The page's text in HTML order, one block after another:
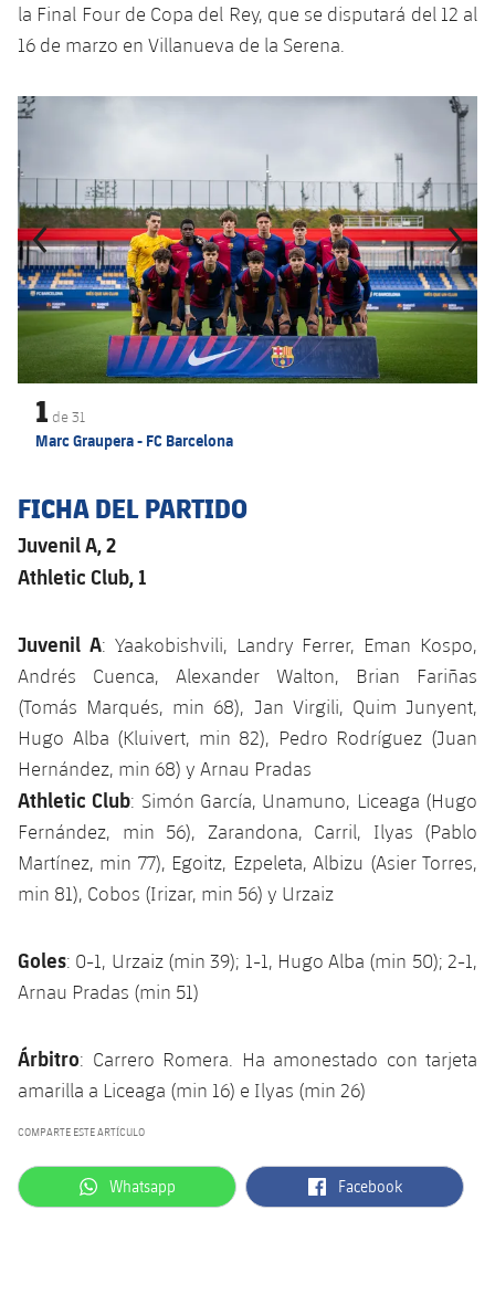
la Final Four de Copa del Rey, que se disputará del 12 al
16 de marzo en Villanueva de la Serena.
Anterior
label.aria.chevronleft Siguiente
1 de31
Marc Graupera - FC Barcelona
FICHA DEL PARTIDO
Juvenil A, 2
Athletic Club, 1
Juvenil A: Yaakobishvili, Landry Ferrer, Eman Kospo,
Andrés Cuenca, Alexander Walton, Brian Fariñas
(Tomás Marqués, min 68), Jan Virgili, Quim Junyent,
Hugo Alba (Kluivert, min 82), Pedro Rodríguez (Juan
Hernández, min 68) y Arnau Pradas
Athletic Club: Simón García, Unamuno, Liceaga (Hugo
Fernández, min 56), Zarandona, Carril, Ilyas (Pablo
Martínez, min 77), Egoitz, Ezpeleta, Albizu (Asier Torres,
min 81), Cobos (Irizar, min 56) y Urzaiz
Goles: 0-1, Urzaiz (min 39); 1-1, Hugo Alba (min 50); 2-1,
Arnau Pradas (min 51)
Árbitro: Carrero Romera. Ha amonestado con tarjeta
amarilla a Liceaga (min 16) e Ilyas (min 26)
COMPARTE ESTE ARTÍCULO
label.aria.whatsapp
Whatsapp label.aria.facebook
Facebook